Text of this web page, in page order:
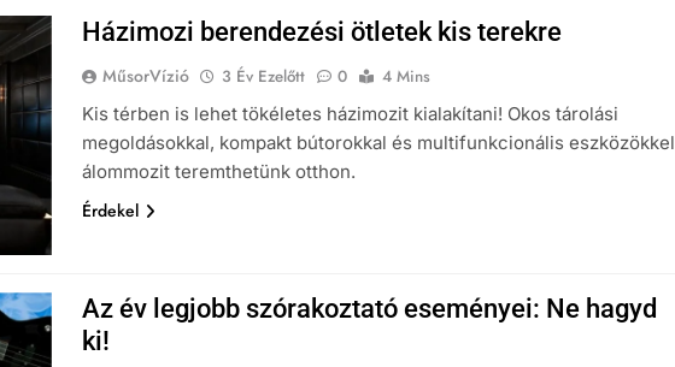
Házimozi berendezési ötletek kis terekre
MűsorVízió 3 Év Ezelőtt 0
4 Mins
Kis térben is lehet tökéletes házimozit kialakítani! Okos tárolási
megoldásokkal, kompakt bútorokkal és multifunkcionális eszközökkel
álommozit teremthetünk otthon.
Érdekel
Az év legjobb szórakoztató eseményei: Ne hagyd
ki!